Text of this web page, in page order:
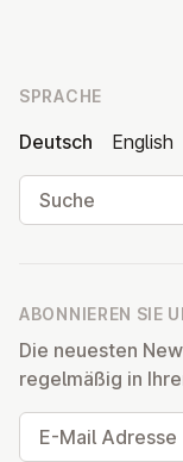
SPRACHE
Deutsch
English
Suche
ABONNIEREN SIE
Die neuesten
regelmäßig in
E-Mail Adresse